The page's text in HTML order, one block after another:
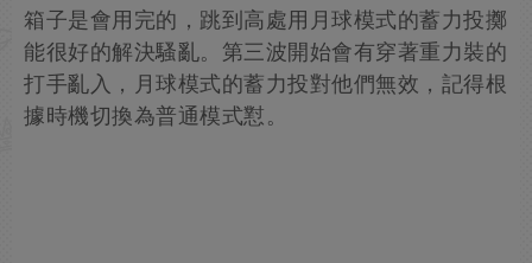
箱子是會用完的，跳到高處用月球模式的蓄力投擲
能很好的解決騷亂。第三波開始會有穿著重力裝的
打手亂入，月球模式的蓄力投對他們無效，記得根
據時機切換為普通模式懟。